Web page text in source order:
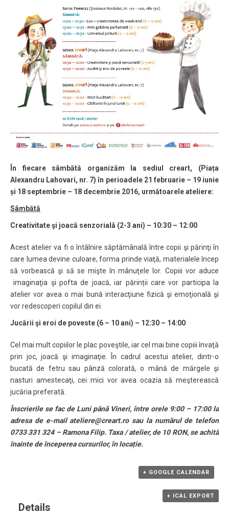
În fiecare sâmbătă organizăm la sediul creart, (Piața
Alexandru Lahovari, nr. 7) în perioadele 21 februarie – 19 iunie
și 18 septembrie – 18 decembrie 2016, următoarele ateliere:
Sâmbătă
Creativitate şi joacă senzorială (2-3 ani) – 10:30 – 12:00
Acest atelier va fi o întâlnire săptămânală între copii şi părinţi în
care lumea devine culoare, forma prinde viaţă, materialele încep
să vorbească şi să se mişte în mânuţele lor. Copiii vor aduce
imaginaţia şi pofta de joacă, iar părinții care vor participa la
atelier vor avea o mai bună interacţiune fizică şi emoţională şi
vor redescoperi copilul din ei.
Jucării şi eroi de poveste (6 – 10 ani) – 12:30 – 14:00
Cel mai mult copiilor le plac poveştile, iar cel mai bine copiii învaţă
prin joc, joacă şi imaginaţie. În cadrul acestui atelier, dintr-o
bucată de fetru sau pânză colorată, o mână de mărgele şi
nasturi amestecaţi, cei mici vor avea ocazia să meşterească
jucăria preferată.
Înscrierile se fac de Luni până Vineri, între orele 9:00 – 17:00 la
adresa de e-mail ateliere@creart.ro sau la numărul de telefon
0733 331 324 – Ramona Filip. Taxa / atelier, de 10 RON, se achită
înainte de începerea cursurilor, în locație.
+ GOOGLE CALENDAR
+ ICAL EXPORT
Details